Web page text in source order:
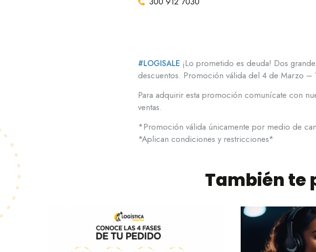
#LOGISALE ¡Lo prometido es deuda! Dos
descuentos. Promoción válida del 4 de Marzo –
Para adquirir esta promoción comunícate con
ventas.
*Promoción válida únicamente por medio de
*Aplican condiciones y restricciones*
También te